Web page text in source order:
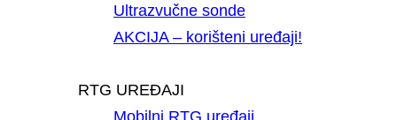
Ultrazvučne sonde
AKCIJA – korišteni uređaji!
RTG UREĐAJI